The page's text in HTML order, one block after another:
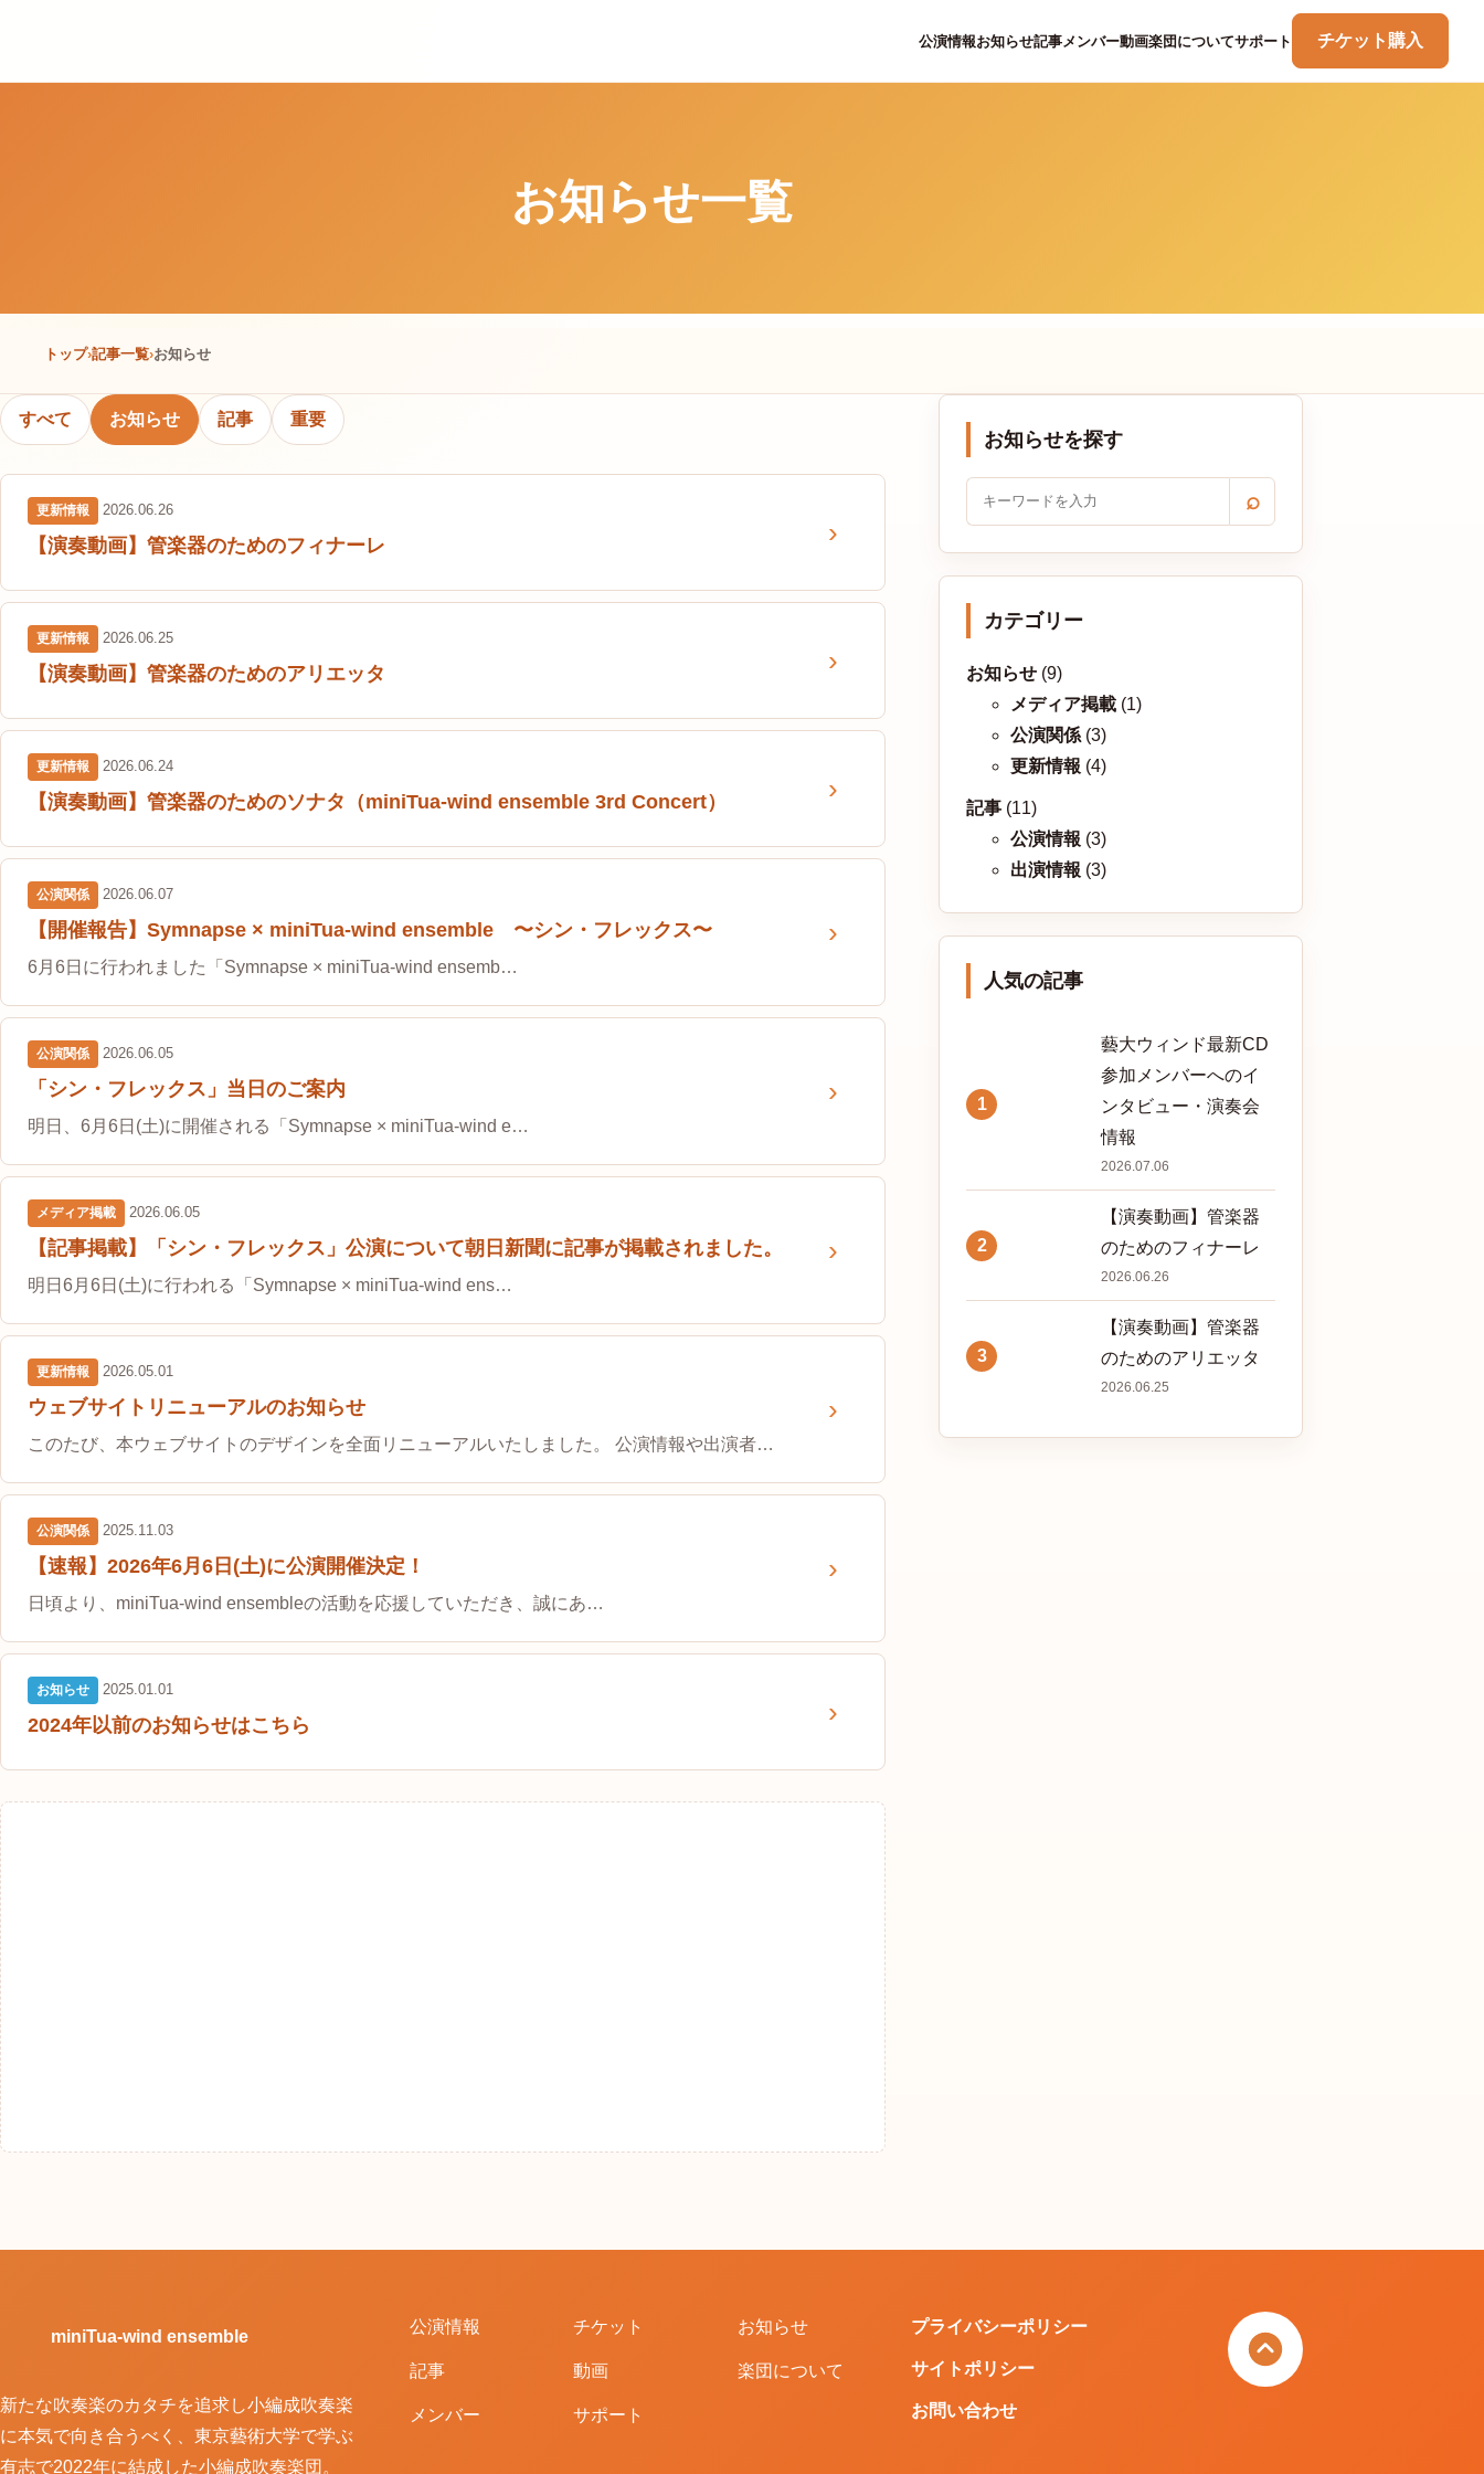
公演情報お知らせ記事メンバー動画楽団についてサポート チケット購入
お知らせ一覧
トップ 記事一覧 お知らせ
すべて お知らせ 記事 重要
更新情報 2026.06.26
【演奏動画】管楽器のためのフィナーレ
更新情報 2026.06.25
【演奏動画】管楽器のためのアリエッタ
更新情報 2026.06.24
【演奏動画】管楽器のためのソナタ（miniTua-wind ensemble 3rd Concert）
公演関係 2026.06.07
【開催報告】Symnapse × miniTua-wind ensemble 〜シン・フレックス〜
6月6日に行われました「Symnapse × miniTua-wind ensemb…
公演関係 2026.06.05
「シン・フレックス」当日のご案内
明日、6月6日(土)に開催される「Symnapse × miniTua-wind e…
メディア掲載 2026.06.05
【記事掲載】「シン・フレックス」公演について朝日新聞に記事が掲載されました。
明日6月6日(土)に行われる「Symnapse × miniTua-wind ens…
更新情報 2026.05.01
ウェブサイトリニューアルのお知らせ
このたび、本ウェブサイトのデザインを全面リニューアルいたしました。 公演情報や出演者…
公演関係 2025.11.03
【速報】2026年6月6日(土)に公演開催決定！
日頃より、miniTua-wind ensembleの活動を応援していただき、誠にあ…
お知らせ 2025.01.01
2024年以前のお知らせはこちら
お知らせを探す
⌕
カテゴリー
お知らせ (9)
メディア掲載 (1)
公演関係 (3)
更新情報 (4)
記事 (11)
公演情報 (3)
出演情報 (3)
人気の記事
1
藝大ウィンド最新CD
参加メンバーへのイ
ンタビュー・演奏会
情報
2026.07.06
2
【演奏動画】管楽器
のためのフィナーレ
2026.06.26
3
【演奏動画】管楽器
のためのアリエッタ
2026.06.25
miniTua-wind ensemble
新たな吹奏楽のカタチを追求し小編成吹奏楽
に本気で向き合うべく、東京藝術大学で学ぶ
有志で2022年に結成した小編成吹奏楽団。
公演情報 チケット お知らせ
記事 動画 楽団について
メンバー サポート
プライバシーポリシー
サイトポリシー
お問い合わせ